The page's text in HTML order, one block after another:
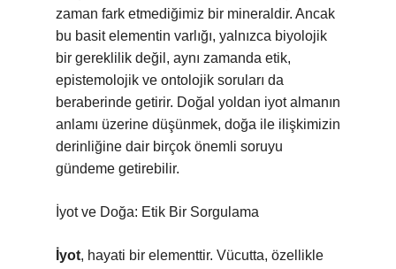
zaman fark etmediğimiz bir mineraldir. Ancak
bu basit elementin varlığı, yalnızca biyolojik
bir gereklilik değil, aynı zamanda etik,
epistemolojik ve ontolojik soruları da
beraberinde getirir. Doğal yoldan iyot almanın
anlamı üzerine düşünmek, doğa ile ilişkimizin
derinliğine dair birçok önemli soruyu
gündeme getirebilir.
İyot ve Doğa: Etik Bir Sorgulama
İyot, hayati bir elementtir. Vücutta, özellikle